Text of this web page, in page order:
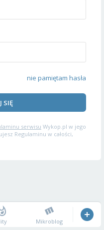
nie pamiętam hasła
SIĘ
serwisu Wykop.pl w jego
Regulaminu w całości,
Mikroblog